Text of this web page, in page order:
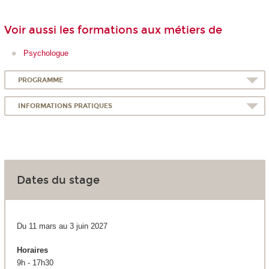
Voir aussi les formations aux métiers de
Psychologue
PROGRAMME
INFORMATIONS PRATIQUES
Dates du stage
Du 11 mars au 3 juin 2027
Horaires
9h - 17h30